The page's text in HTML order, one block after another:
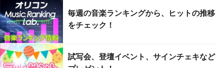
毎週の音楽ランキングから、ヒットの推移
をチェック！
試写会、登壇イベント、サインチェキなど